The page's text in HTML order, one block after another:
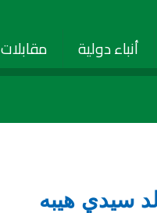
أنباء دولية مقابلات
سيدي هيبه